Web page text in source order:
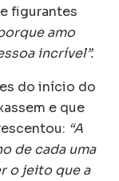
figurantes
amo
incrível”.
do início do
e que
“A
de cada uma
o jeito que a